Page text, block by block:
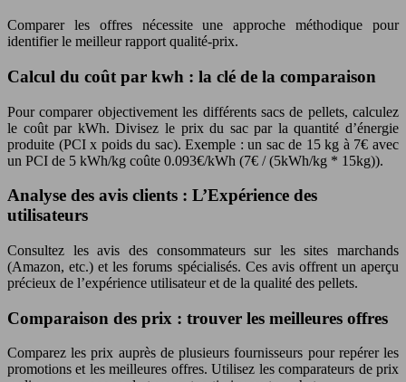
Comparer les offres nécessite une approche méthodique pour
identifier le meilleur rapport qualité-prix.
Calcul du coût par kwh : la clé de la comparaison
Pour comparer objectivement les différents sacs de pellets, calculez
le coût par kWh. Divisez le prix du sac par la quantité d’énergie
produite (PCI x poids du sac). Exemple : un sac de 15 kg à 7€ avec
un PCI de 5 kWh/kg coûte 0.093€/kWh (7€ / (5kWh/kg * 15kg)).
Analyse des avis clients : L’Expérience des
utilisateurs
Consultez les avis des consommateurs sur les sites marchands
(Amazon, etc.) et les forums spécialisés. Ces avis offrent un aperçu
précieux de l’expérience utilisateur et de la qualité des pellets.
Comparaison des prix : trouver les meilleures offres
Comparez les prix auprès de plusieurs fournisseurs pour repérer les
promotions et les meilleures offres. Utilisez les comparateurs de prix